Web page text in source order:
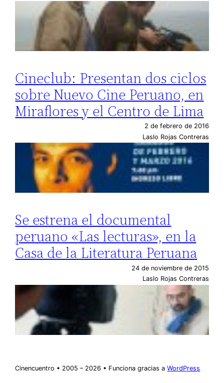
Cineclub: Presentan dos ciclos
sobre Nuevo Cine Peruano, en
Miraflores y el Centro de Lima
2 de febrero de 2016
Laslo Rojas Contreras
Se estrena el documental
peruano «Las lecturas», en la
Casa de la Literatura Peruana
24 de noviembre de 2015
Laslo Rojas Contreras
Cinencuentro • 2005 – 2026 • Funciona gracias aWordPress